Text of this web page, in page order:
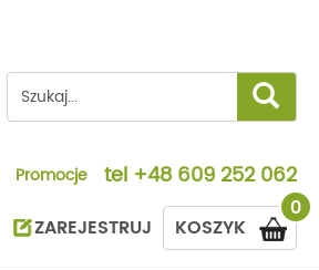
Promocje tel +48 609 252 062
0
KOSZYK
ZAREJESTRUJ